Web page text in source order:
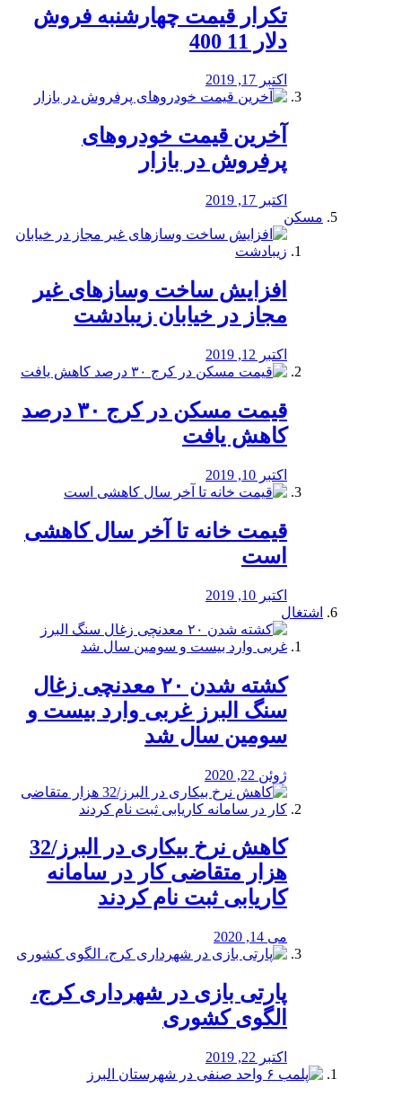
تکرار قیمت چهارشنبه فروش
دلار 11 400
اکتبر 17, 2019
آخرین قیمت خودرو‌های
پرفروش در بازار
اکتبر 17, 2019
مسکن
افزایش ساخت وسازهای غیر
مجاز در خیابان زیبادشت
اکتبر 12, 2019
️قیمت مسکن در کرج ۳۰ درصد
کاهش یافت
اکتبر 10, 2019
قیمت خانه تا آخر سال کاهشی
است
اکتبر 10, 2019
اشتغال
کشته شدن ۲۰ معدنچی زغال
سنگ البرز غربی وارد بیست و
سومین سال شد
ژوئن 22, 2020
کاهش نرخ بیکاری در البرز/32
هزار متقاضی کار در سامانه
کاریابی ثبت نام کردند
می 14, 2020
پارتی بازی در شهرداری کرج،
الگوی کشوری
اکتبر 22, 2019